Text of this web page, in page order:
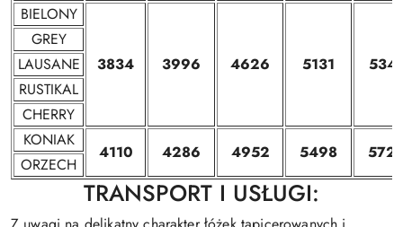
BIELONY
3834 3996 4626 5131
GREY
LAUSANE
RUSTIKAL
CHERRY
KONIAK
4110 4286 4952 5498
ORZECH
TRANSPORT I USŁUGI: